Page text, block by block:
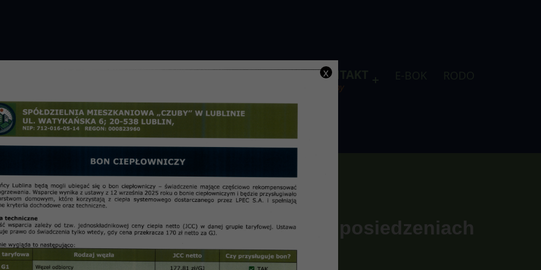
PRZETARGI OSIEDLA KONTAKT
telefony
Mieszkaniowej „Czuby” o posiedzeniach
grudnia 2016 r.
x